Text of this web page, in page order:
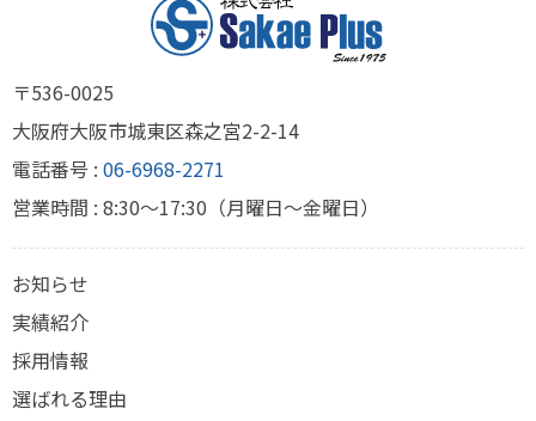
〒536-0025
大阪府大阪市城東区森之宮2-2-14
電話番号 : 06-6968-2271
営業時間 : 8:30～17:30（月曜日～金曜日）
お知らせ
実績紹介
採用情報
選ばれる理由